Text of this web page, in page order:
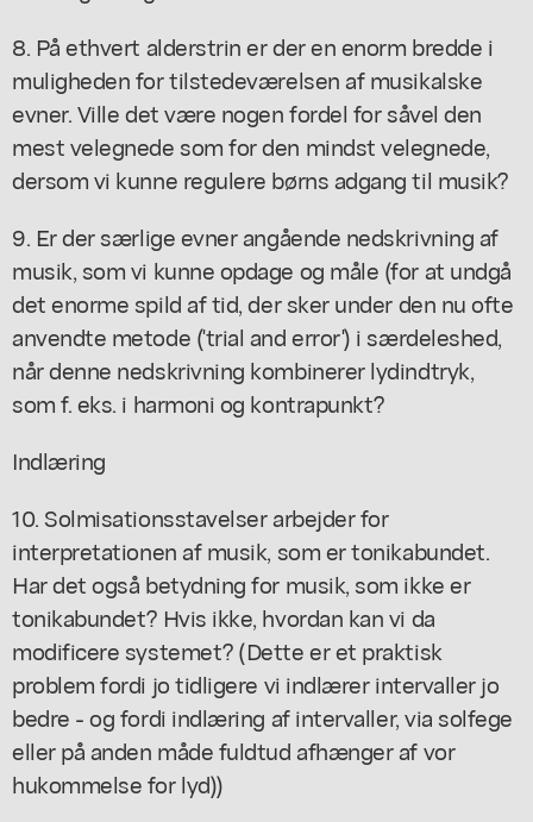
8. På ethvert alderstrin er der en enorm bredde i
muligheden for tilstedeværelsen af musikalske
evner. Ville det være nogen fordel for såvel den
mest velegnede som for den mindst velegnede,
dersom vi kunne regulere børns adgang til musik?
9. Er der særlige evner angående nedskrivning af
musik, som vi kunne opdage og måle (for at undgå
det enorme spild af tid, der sker under den nu ofte
anvendte metode ('trial and error') i særdeleshed,
når denne nedskrivning kombinerer lydindtryk,
som f. eks. i harmoni og kontrapunkt?
Indlæring
10. Solmisationsstavelser arbejder for
interpretationen af musik, som er tonikabundet.
Har det også betydning for musik, som ikke er
tonikabundet? Hvis ikke, hvordan kan vi da
modificere systemet? (Dette er et praktisk
problem fordi jo tidligere vi indlærer intervaller jo
bedre - og fordi indlæring af intervaller, via solfege
eller på anden måde fuldtud afhænger af vor
hukommelse for lyd))